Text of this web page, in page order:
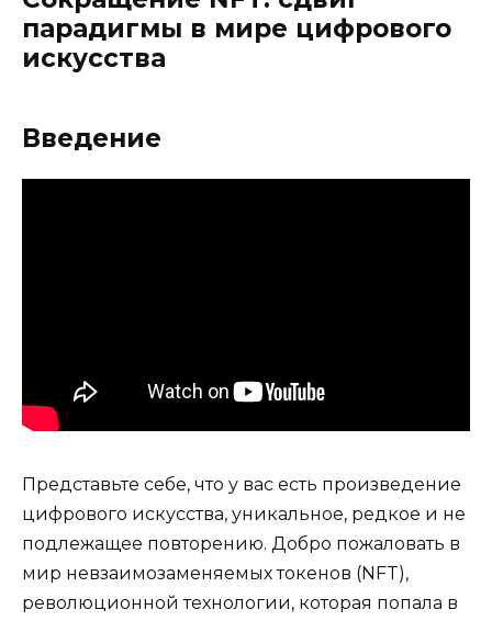
парадигмы в мире цифрового
искусства
Введение
Представьте себе, что у вас есть произведение
цифрового искусства, уникальное, редкое и не
подлежащее повторению. Добро пожаловать в
мир невзаимозаменяемых токенов (NFT),
революционной технологии, которая попала в